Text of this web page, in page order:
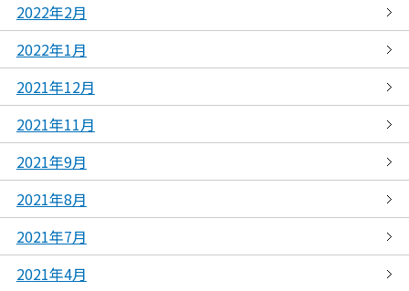
2022年2月
2022年1月
2021年12月
2021年11月
2021年9月
2021年8月
2021年7月
2021年4月